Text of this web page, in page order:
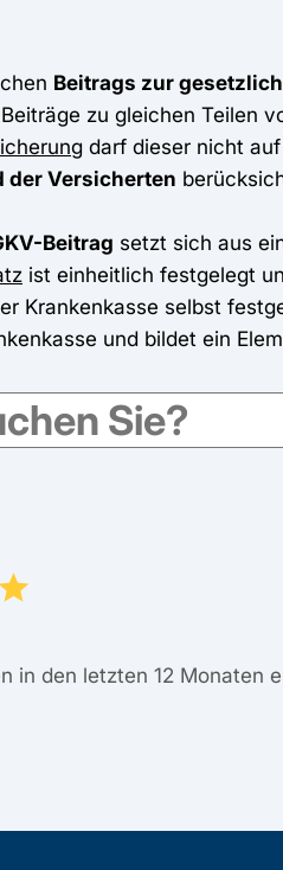
Beitrags zur
zu gleichen Teilen
darf dieser nicht
der Versicherten
Beitrag setzt sich aus
ist einheitlich festgelegt
Krankenkasse selbst
und bildet ein
in den letzten 12 Monaten